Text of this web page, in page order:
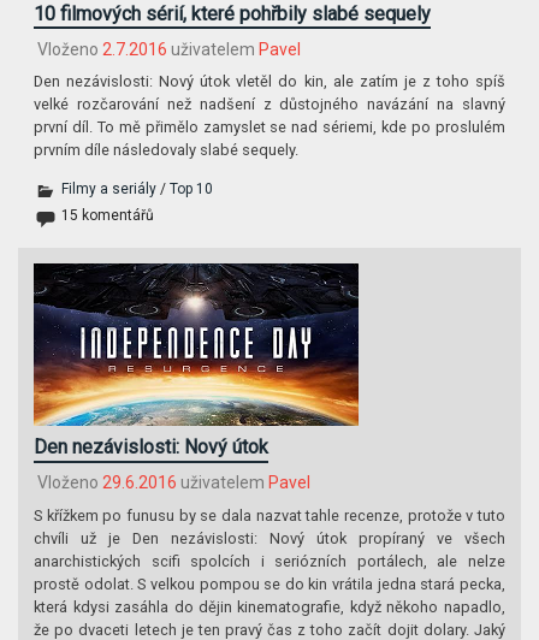
10 filmových sérií, které pohřbily slabé sequely
Vloženo 2.7.2016 uživatelem Pavel
Den nezávislosti: Nový útok vletěl do kin, ale zatím je z toho spíš
velké rozčarování než nadšení z důstojného navázání na slavný
první díl. To mě přimělo zamyslet se nad sériemi, kde po proslulém
prvním díle následovaly slabé sequely.
Filmy a seriály /Top 10
15 komentářů
Den nezávislosti: Nový útok
Vloženo 29.6.2016 uživatelem Pavel
S křížkem po funusu by se dala nazvat tahle recenze, protože v tuto
chvíli už je Den nezávislosti: Nový útok propíraný ve všech
anarchistických scifi spolcích i seriózních portálech, ale nelze
prostě odolat. S velkou pompou se do kin vrátila jedna stará pecka,
která kdysi zasáhla do dějin kinematografie, když někoho napadlo,
že po dvaceti letech je ten pravý čas z toho začít dojit dolary. Jaký